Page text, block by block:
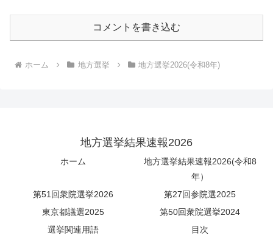
コメントを書き込む
ホーム 地方選挙 地方選挙2026(令和8年)
地方選挙結果速報2026
ホーム
地方選挙結果速報2026(令和8
年）
第51回衆院選挙2026
第27回参院選2025
東京都議選2025
第50回衆院選挙2024
選挙関連用語
目次